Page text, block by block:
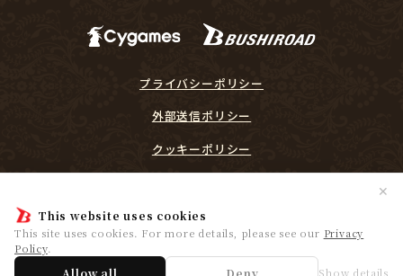
This website uses cookies
This site uses cookies. For more details, please see our Privacy
Policy.
Allow all Deny Show details
✕
プライバシーポリシー
外部送信ポリシー
クッキーポリシー
プレイヤーリスペクト宣言
© Cygames, Inc. ©Bushiroad